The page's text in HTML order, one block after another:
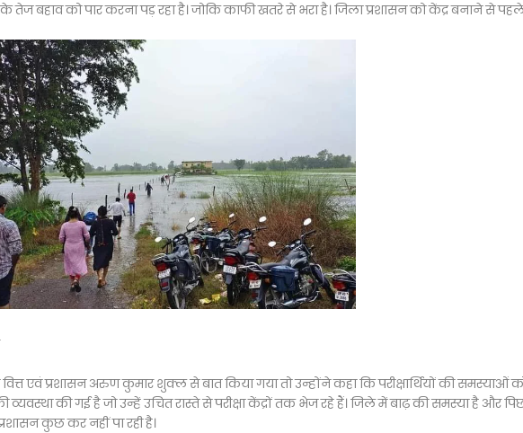
तेज बहाव को पार करना पड़ रहा है। जोकि काफी खतरे से भरा है। जिला प्रशासन को केंद्र बनाने से
एवं प्रशासन अरुण कुमार शुक्ल से बात किया गया तो उन्होंने कहा कि परीक्षार्थियों की समस्याओं
व्यवस्था की गई है जो उन्हें उचित रास्ते से परीक्षा केंद्रों तक भेज रहे हैं। जिले में बाढ़ की समस्या है और
कुछ कर नहीं पा रही है।